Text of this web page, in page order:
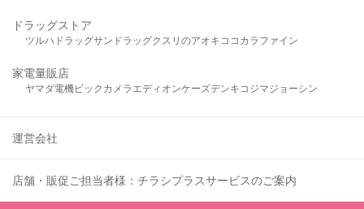
ドラッグストア
ツルハドラッグサンドラッグクスリのアオキ ココカラファイン
家電量販店
ヤマダ電機ビックカメラ エディオンケーズデンキ コジマジョーシン
運営会社
店舗・販促ご担当者様：チラシプラスサービスのご案内